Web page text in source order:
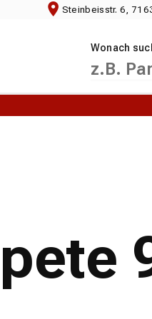
Steinbeisstr. 6,
Wonach